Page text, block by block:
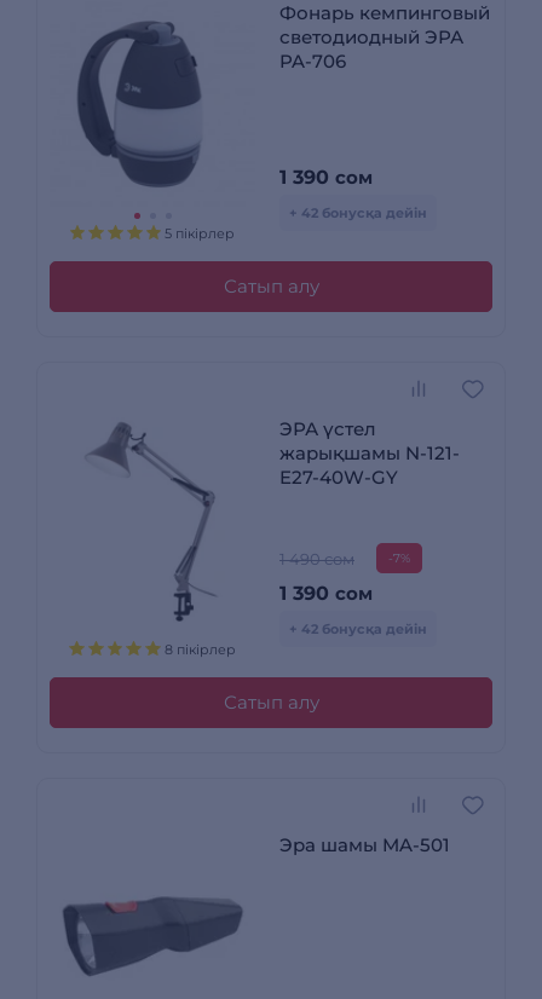
5 пікірлер
Фонарь кемпинговый
светодиодный ЭРА
PA-706
1 390 сом
+ 42 бонусқа дейін
Сатып алу
8 пікірлер
ЭРА үстел
жарықшамы N-121-
E27-40W-GY
1 490 сом -7%
1 390 сом
+ 42 бонусқа дейін
Сатып алу
Эра шамы MA-501